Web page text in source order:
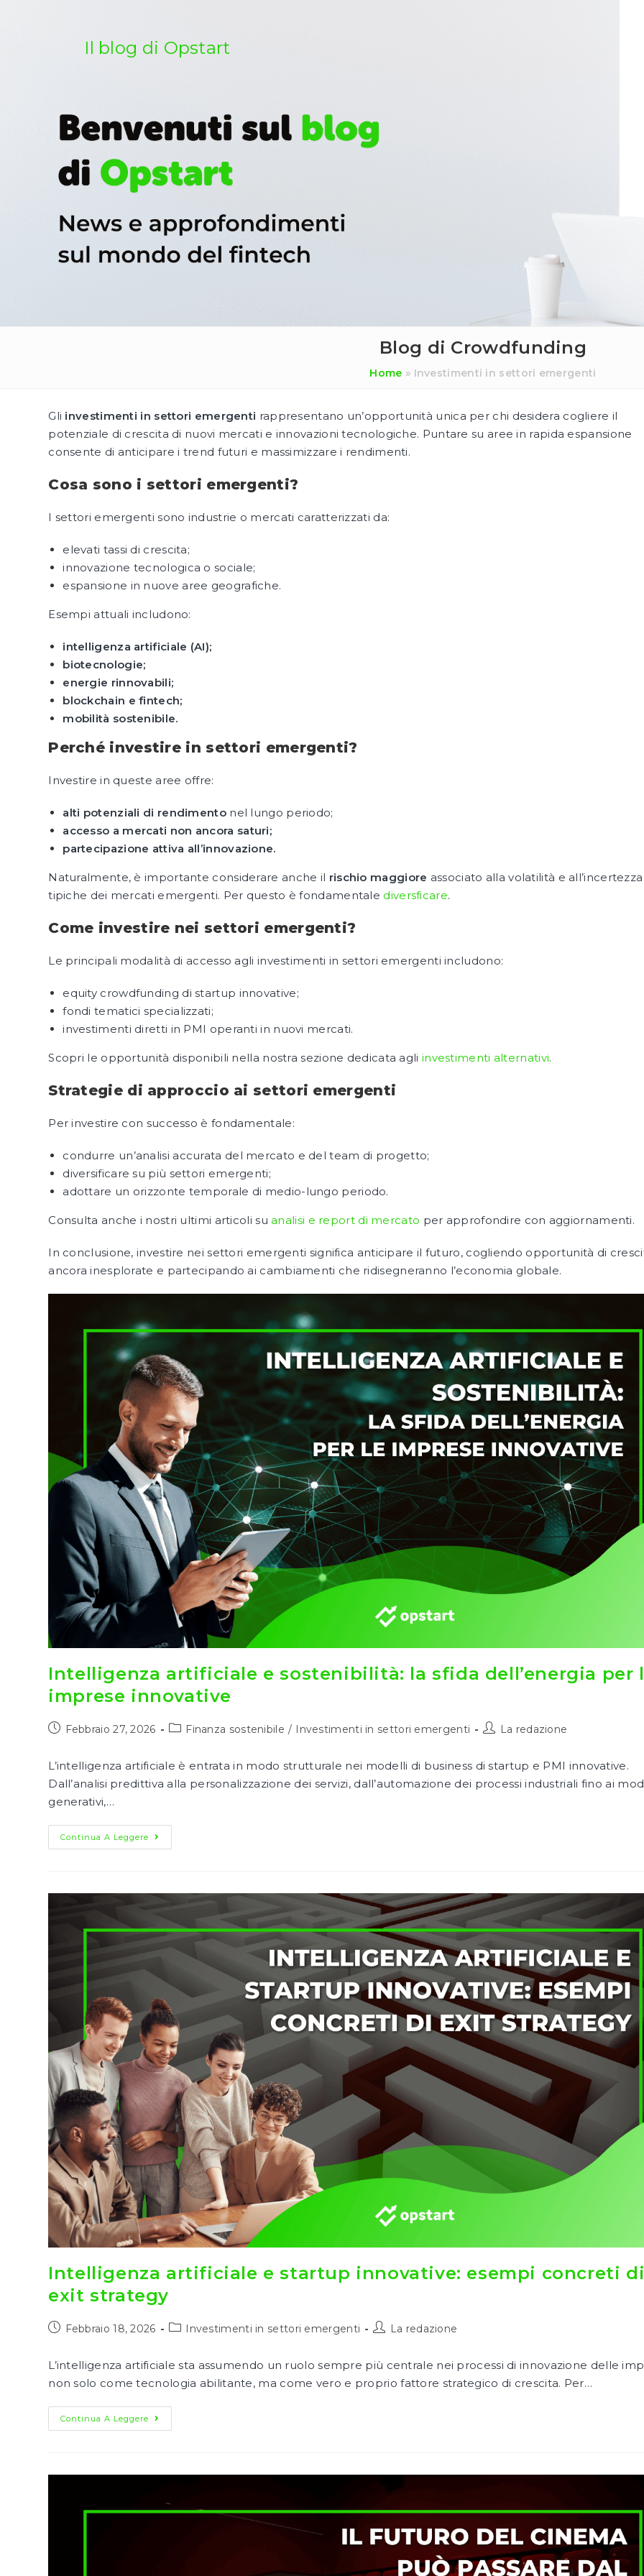
Il blog di Opstart
Blog di Crowdfunding
Home » Investimenti in settori emergenti
Gli investimenti in settori emergenti rappresentano un’opportunità unica per chi desidera cogliere il
potenziale di crescita di nuovi mercati e innovazioni tecnologiche. Puntare su aree in rapida espansione
consente di anticipare i trend futuri e massimizzare i rendimenti.
Cosa sono i settori emergenti?
I settori emergenti sono industrie o mercati caratterizzati da:
elevati tassi di crescita;
innovazione tecnologica o sociale;
espansione in nuove aree geografiche.
Esempi attuali includono:
intelligenza artificiale (AI);
biotecnologie;
energie rinnovabili;
blockchain e fintech;
mobilità sostenibile.
Perché investire in settori emergenti?
Investire in queste aree offre:
alti potenziali di rendimentonel lungo periodo;
accesso a mercati non ancora saturi;
partecipazione attiva all’innovazione.
Naturalmente, è importante considerare anche il rischio maggiore associato alla volatilità e all’incertezza
tipiche dei mercati emergenti. Per questo è fondamentale diversficare.
Come investire nei settori emergenti?
Le principali modalità di accesso agli investimenti in settori emergenti includono:
equity crowdfunding di startup innovative;
fondi tematici specializzati;
investimenti diretti in PMI operanti in nuovi mercati.
Scopri le opportunità disponibili nella nostra sezione dedicata agli investimenti alternativi.
Strategie di approccio ai settori emergenti
Per investire con successo è fondamentale:
condurre un’analisi accurata del mercato e del team di progetto;
diversificare su più settori emergenti;
adottare un orizzonte temporale di medio-lungo periodo.
Consulta anche i nostri ultimi articoli suanalisi e report di mercato per approfondire con aggiornamenti.
In conclusione, investire nei settori emergenti significa anticipare il futuro, cogliendo opportunità di
ancora inesplorate e partecipando ai cambiamenti che ridisegneranno l’economia globale.
Intelligenza artificiale e sostenibilità: la sfida dell’energia per
imprese innovative
ArticoloFebbraio 27, 2026
Categoria
Finanza sostenibile / Investimenti in settori emergenti
AutoreLa redazione
L’intelligenza artificiale è entrata in modo strutturale nei modelli di business di startup e PMI innovative.
Dall’analisi predittiva alla personalizzazione dei servizi, dall’automazione dei processi industriali fino ai
generativi,…
Continua A Leggere Intelligenza
Artificiale
Dell’energia
Imprese
Innovative
Intelligenza artificiale e startup innovative: esempi concreti
exit strategy
ArticoloFebbraio 18, 2026
Categoria
Investimenti in settori emergenti
AutoreLa redazione
L’intelligenza artificiale sta assumendo un ruolo sempre più centrale nei processi di innovazione delle
non solo come tecnologia abilitante, ma come vero e proprio fattore strategico di crescita. Per…
Continua A Leggere Intelligenza
Artificiale
Concreti
Strategy